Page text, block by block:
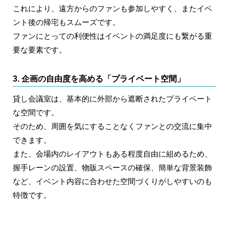
これにより、遠方からのファンも参加しやすく、またイベ
ント後の帰宅もスムーズです。
ファンにとっての利便性はイベントの満足度にも繋がる重
要な要素です。
3. 企画の自由度を高める「プライベート空間」
貸し会議室は、基本的に外部から遮断されたプライベート
な空間です。
そのため、周囲を気にすることなくファンとの交流に集中
できます。
また、会場内のレイアウトもある程度自由に組めるため、
握手レーンの設置、物販スペースの確保、簡単な背景装飾
など、イベント内容に合わせた空間づくりがしやすいのも
特徴です。